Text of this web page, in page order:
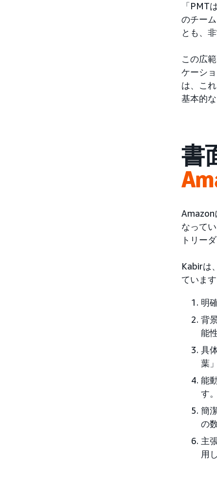
「PMT
のチー
とも、
この広
ケーシ
は、こ
基本的
書
Amazon
なって
トリー
Kabirは
ています
明
背
能
具
葉
能
す。
簡
の
主
用